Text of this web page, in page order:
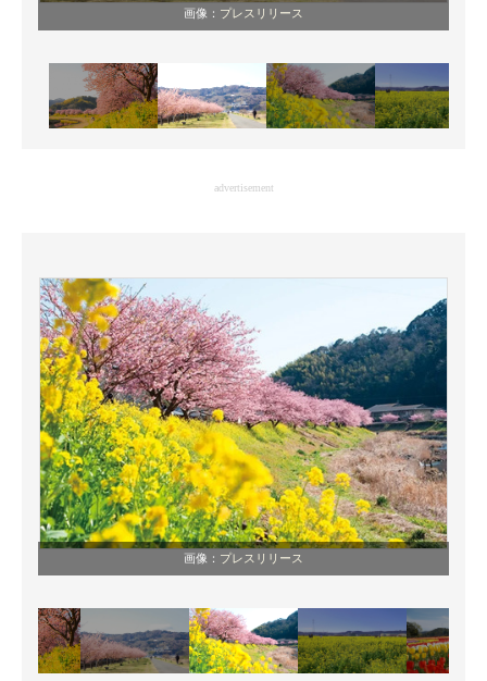
画像： プレスリリース
advertisement
画像： プレスリリース